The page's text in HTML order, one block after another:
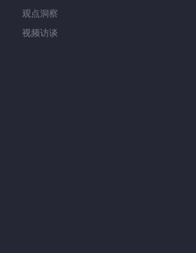
观点洞察
视频访谈